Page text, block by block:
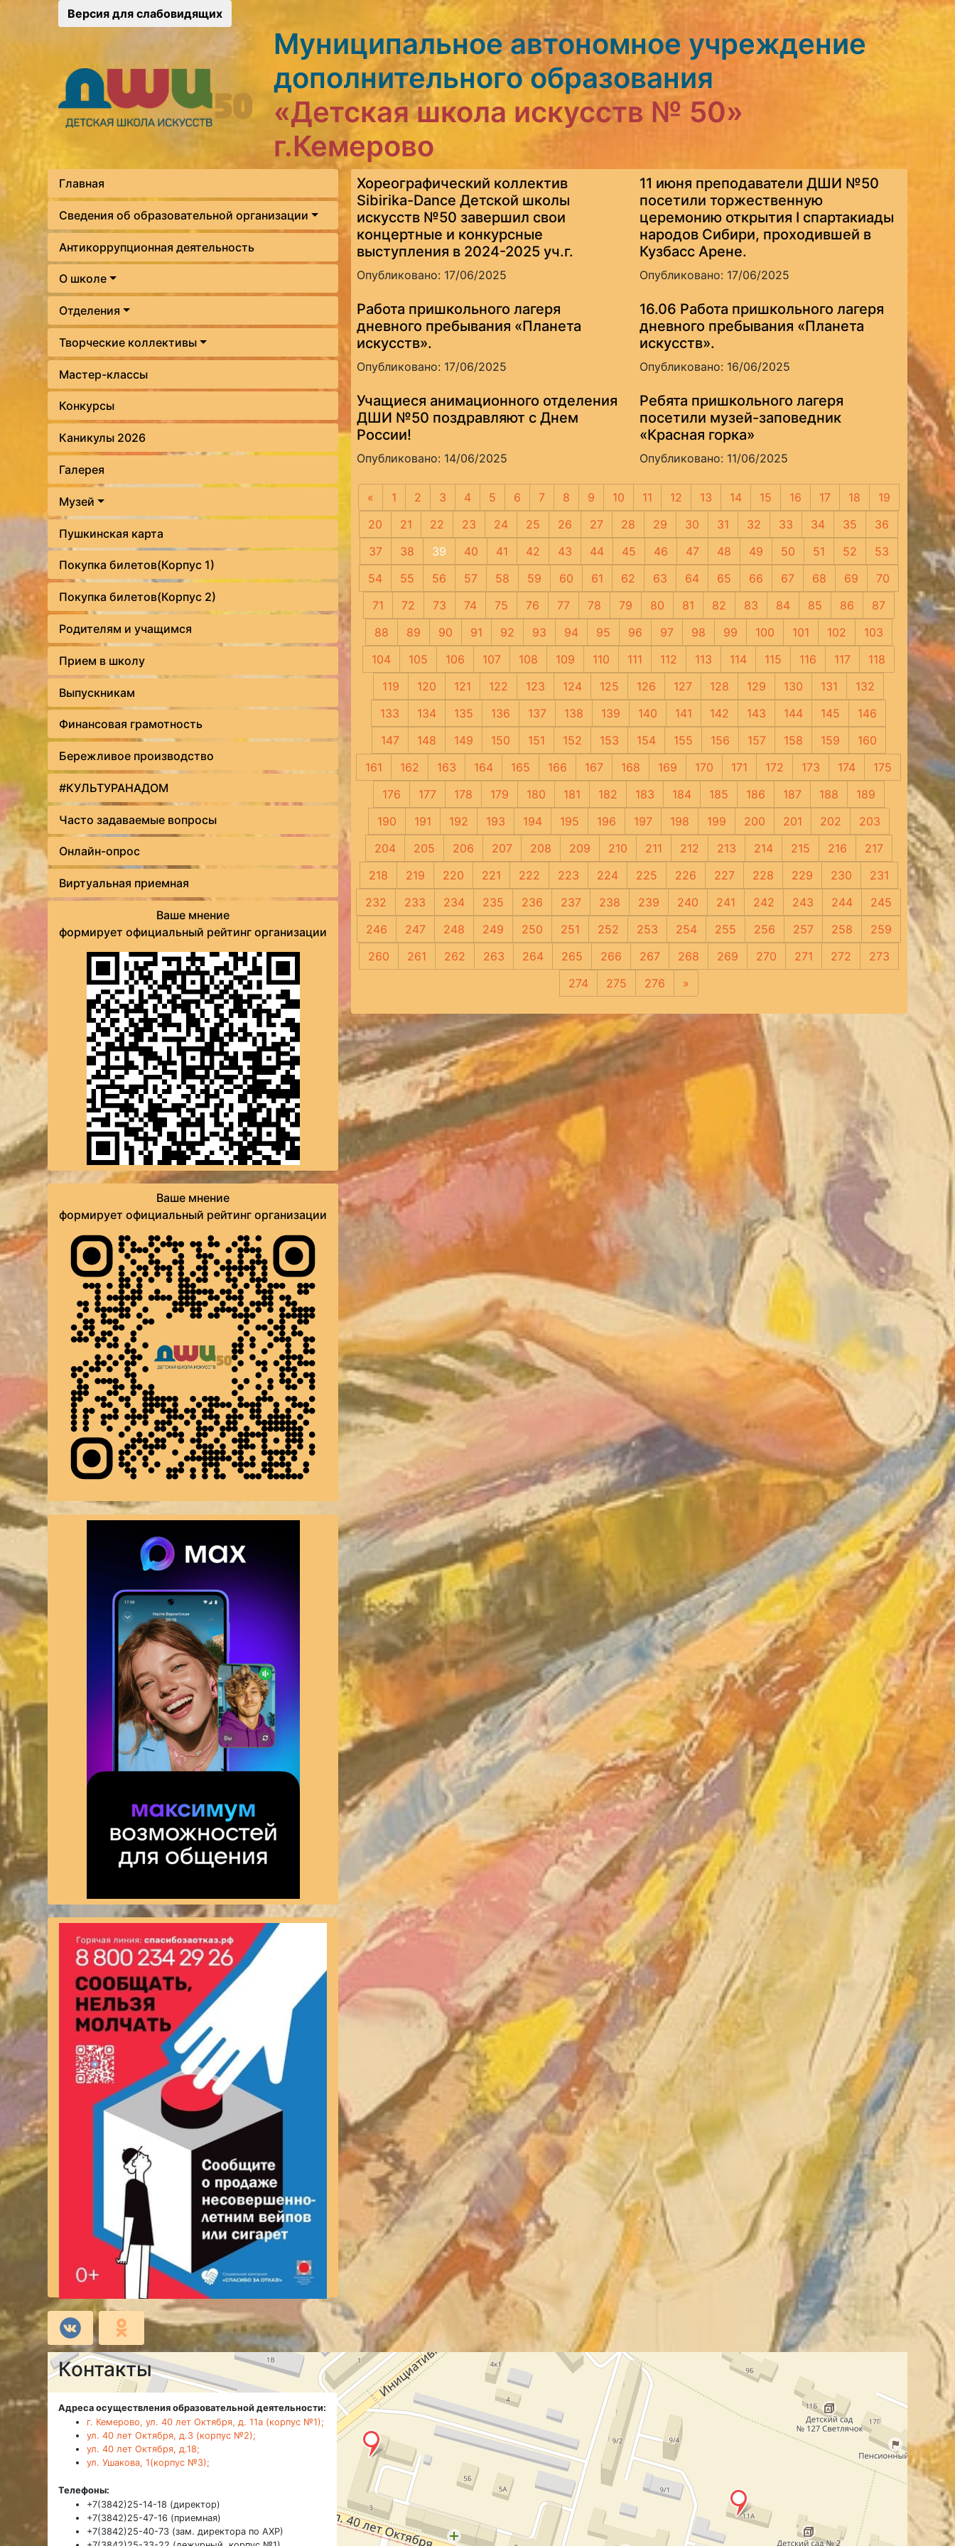
Версия для слабовидящих
Муниципальное автономное учреждение
дополнительного образования
«Детская школа искусств № 50»
г.Кемерово
Главная
Сведения об образовательной организации
Антикоррупционная деятельность
О школе
Отделения
Творческие коллективы
Мастер-классы
Конкурсы
Каникулы 2026
Галерея
Музей
Пушкинская карта
Покупка билетов(Корпус 1)
Покупка билетов(Корпус 2)
Родителям и учащимся
Прием в школу
Выпускникам
Финансовая грамотность
Бережливое производство
#КУЛЬТУРАНАДОМ
Часто задаваемые вопросы
Онлайн-опрос
Виртуальная приемная
Ваше мнение
формирует официальный рейтинг организации
Ваше мнение
формирует официальный рейтинг организации
Хореографический коллектив
Sibirika-Dance Детской школы
искусств №50 завершил свои
концертные и конкурсные
выступления в 2024-2025 уч.г.
Опубликовано: 17/06/2025
11 июня преподаватели ДШИ №50
посетили торжественную
церемонию открытия I спартакиады
народов Сибири, проходившей в
Кузбасс Арене.
Опубликовано: 17/06/2025
Работа пришкольного лагеря
дневного пребывания «Планета
искусств».
Опубликовано: 17/06/2025
16.06 Работа пришкольного лагеря
дневного пребывания «Планета
искусств».
Опубликовано: 16/06/2025
Учащиеся анимационного отделения
ДШИ №50 поздравляют с Днем
России!
Опубликовано: 14/06/2025
Ребята пришкольного лагеря
посетили музей-заповедник
«Красная горка»
Опубликовано: 11/06/2025
« Предыдущая
1 2 3 4 5 6 7 8 9 10 11 12 13 14 15 16 17 18
19
20
21 22 23 24 25 26 27 28 29 30 31 32 33 34 35
36
37
38 39 40 41 42 43 44 45 46 47 48 49 50 51 52
53
54
55 56 57 58 59 60 61 62 63 64 65 66 67 68 69
70
71
72 73 74 75 76 77 78 79 80 81 82 83 84 85 86
87
88
89 90 91 92 93 94 95 96 97 98 99 100 101 102
103
104
105 106 107 108 109 110 111 112 113 114 115 116 117
118
119
120 121 122 123 124 125 126 127 128 129 130 131
132
133
134 135 136 137 138 139 140 141 142 143 144 145
146
147
148 149 150 151 152 153 154 155 156 157 158 159
160
161
162 163 164 165 166 167 168 169 170 171 172 173 174
175
176
177 178 179 180 181 182 183 184 185 186 187 188
189
190
191 192 193 194 195 196 197 198 199 200 201 202
203
204
205 206 207 208 209 210 211 212 213 214 215 216
217
218
219 220 221 222 223 224 225 226 227 228 229 230
231
232
233 234 235 236 237 238 239 240 241 242 243 244
245
246
247 248 249 250 251 252 253 254 255 256 257 258
259
260
261 262 263 264 265 266 267 268 269 270 271 272
273
274
275 276 »
Контакты
Адреса осуществления образовательной деятельности:
г. Кемерово, ул. 40 лет Октября, д. 11а (корпус №1);
ул. 40 лет Октября, д.3 (корпус №2);
ул. 40 лет Октября, д.18;
ул. Ушакова, 1(корпус №3);
Телефоны:
+7(3842)25-14-18 (директор)
+7(3842)25-47-16 (приемная)
+7(3842)25-40-73 (зам. директора по АХР)